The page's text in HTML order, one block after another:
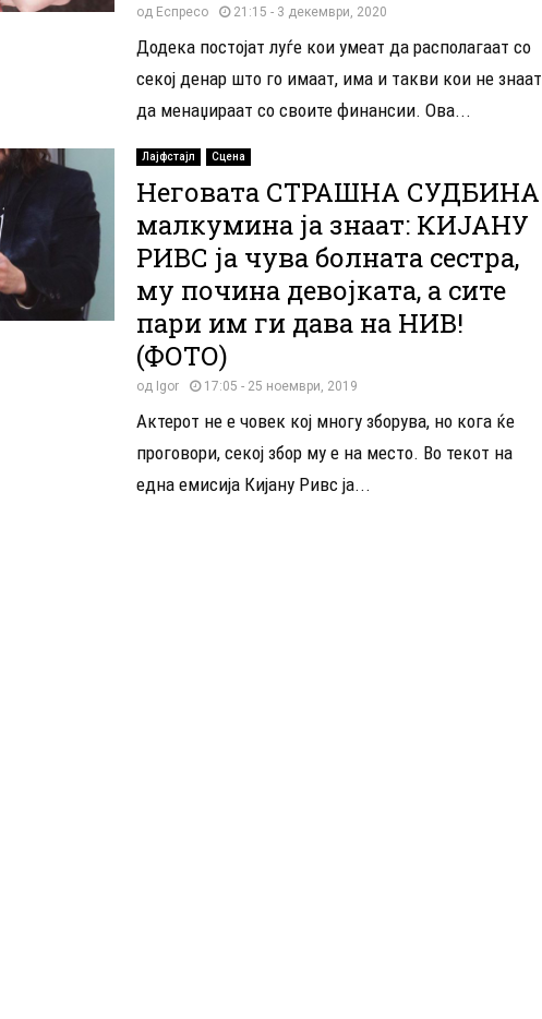
од Еспресо 21:15 - 3 декември, 2020
Додека постојат луѓе кои умеат да располагаат со
секој денар што го имаат, има и такви кои не знаат
да менаџираат со своите финансии. Ова...
Лајфстајл Сцена
Неговата СТРАШНА СУДБИНА
малкумина ја знаат: КИЈАНУ
РИВС ја чува болната сестра,
му почина девојката, а сите
пари им ги дава на НИВ!
(ФОТО)
од Igor 17:05 - 25 ноември, 2019
Актерот не е човек кој многу зборува, но кога ќе
проговори, секој збор му е на место. Во текот на
една емисија Кијану Ривс ја...